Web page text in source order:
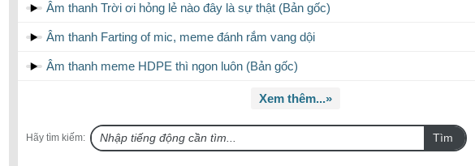
Âm thanh Trời ơi hỏng lẻ nào đây là sự thật (Bản gốc)
Âm thanh Farting of mic, meme đánh rắm vang dội
Âm thanh meme HDPE thì ngon luôn (Bản gốc)
Xem thêm...»
Hãy tìm kiếm: Tìm